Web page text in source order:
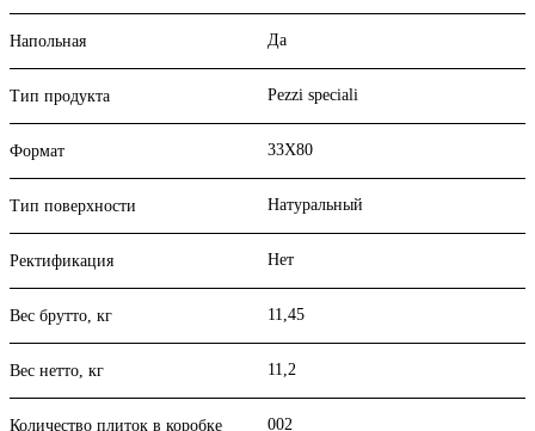
Напольная Да
Тип продукта Pezzi speciali
Формат 33X80
Тип поверхности Натуральный
Ректификация Нет
Вес брутто, кг 11,45
Вес нетто, кг 11,2
Количество плиток в коробке 002